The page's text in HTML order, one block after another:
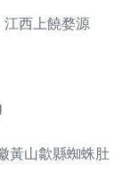
江西上饒婺源
黃山歙縣蜘蛛肚